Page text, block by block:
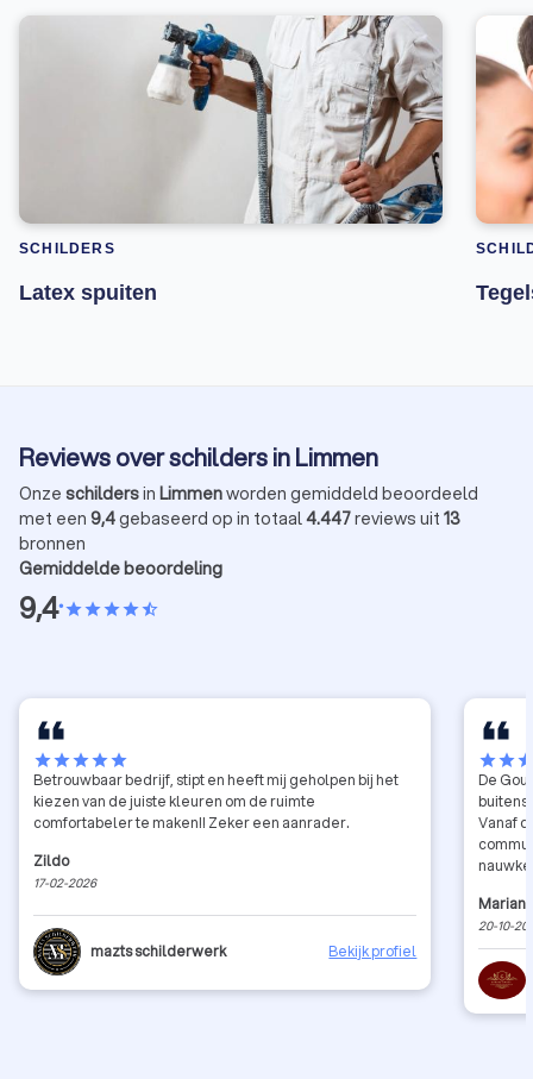
SCHILDERS
Latex spuiten
Reviews over schilders in Limmen
Onze schildersin Limmenworden gemiddeld beoordeeld
met een 9,4gebaseerd op in totaal4.447reviews uit 13
bronnen
Gemiddelde beoordeling
9,4•starstarstarstarstar_half
starstarstarstarstar
Betrouwbaar bedrijf, stipt en heeft mij geholpen bij het
kiezen van de juiste kleuren om de ruimte
comfortabeler te maken!! Zeker een aanrader.
Zildo
17-02-2026
mazts schilderwerk Bekijk profiel
starstar
De
Vanaf
een
Marian
20-10-